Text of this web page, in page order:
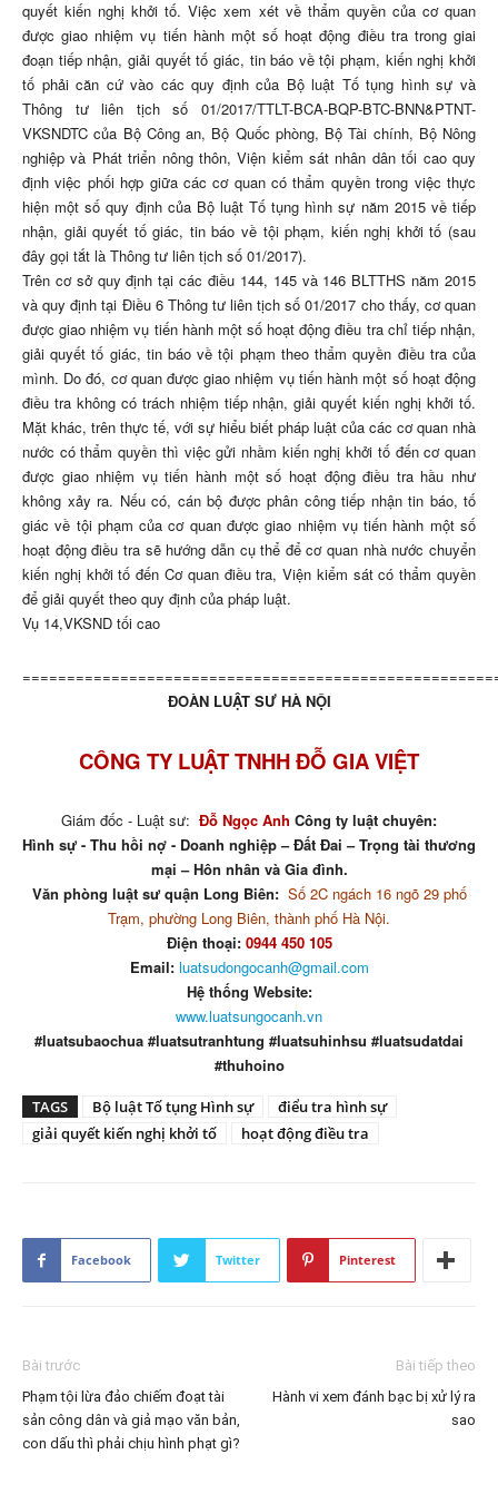
quyết kiến nghị khởi tố. Việc xem xét về thẩm quyền của cơ quan
được giao nhiệm vụ tiến hành một số hoạt động điều tra trong giai
đoạn tiếp nhận, giải quyết tố giác, tin báo về tội phạm, kiến nghị khởi
tố phải căn cứ vào các quy định của Bộ luật Tố tụng hình sự và
Thông tư liên tịch số 01/2017/TTLT-BCA-BQP-BTC-BNN&PTNT-
VKSNDTC của Bộ Công an, Bộ Quốc phòng, Bộ Tài chính, Bộ Nông
nghiệp và Phát triển nông thôn, Viện kiểm sát nhân dân tối cao quy
định việc phối hợp giữa các cơ quan có thẩm quyền trong việc thực
hiện một số quy định của Bộ luật Tố tụng hình sự năm 2015 về tiếp
nhận, giải quyết tố giác, tin báo về tội phạm, kiến nghị khởi tố (sau
đây gọi tắt là Thông tư liên tịch số 01/2017).
Trên cơ sở quy định tại các điều 144, 145 và 146 BLTTHS năm 2015
và quy định tại Điều 6 Thông tư liên tịch số 01/2017 cho thấy, cơ quan
được giao nhiệm vụ tiến hành một số hoạt động điều tra chỉ tiếp nhận,
giải quyết tố giác, tin báo về tội phạm theo thẩm quyền điều tra của
mình. Do đó, cơ quan được giao nhiệm vụ tiến hành một số hoạt động
điều tra không có trách nhiệm tiếp nhận, giải quyết kiến nghị khởi tố.
Mặt khác, trên thực tế, với sự hiểu biết pháp luật của các cơ quan nhà
nước có thẩm quyền thì việc gửi nhầm kiến nghị khởi tố đến cơ quan
được giao nhiệm vụ tiến hành một số hoạt động điều tra hầu như
không xảy ra. Nếu có, cán bộ được phân công tiếp nhận tin báo, tố
giác về tội phạm của cơ quan được giao nhiệm vụ tiến hành một số
hoạt động điều tra sẽ hướng dẫn cụ thể để cơ quan nhà nước chuyển
kiến nghị khởi tố đến Cơ quan điều tra, Viện kiểm sát có thẩm quyền
để giải quyết theo quy định của pháp luật.
Vụ 14,VKSND tối cao
ĐOÀN LUẬT SƯ HÀ NỘI
CÔNG TY LUẬT TNHH ĐỖ GIA VIỆT
Giám đốc - Luật sư: Đỗ Ngọc Anh Công ty luật chuyên:
Hình sự - Thu hồi nợ - Doanh nghiệp – Đất Đai – Trọng tài thương
mại – Hôn nhân và Gia đình.
Văn phòng luật sư quận Long Biên: Số 2C ngách 16 ngõ 29 phố
Trạm, phường Long Biên, thành phố Hà Nội.
Điện thoại: 0944 450 105
Email: luatsudongocanh@gmail.com
Hệ thống Website:
www.luatsungocanh.vn
#luatsubaochua #luatsutranhtung #luatsuhinhsu #luatsudatdai
#thuhoino
TAGS Bộ luật Tố tụng Hình sự
điểu tra hình sự
giải quyết kiến nghị khởi tố
hoạt động điều tra
Facebook Twitter Pinterest
Bài trước
Phạm tội lừa đảo chiếm đoạt tài
sản công dân và giả mạo văn bản,
con dấu thì phải chịu hình phạt gì?
Bài tiếp theo
Hành vi xem đánh bạc bị xử lý ra
sao